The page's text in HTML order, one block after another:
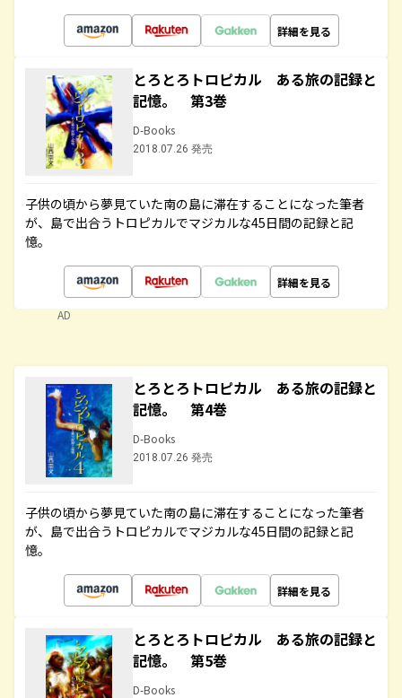
詳細を見る
とろとろトロピカル ある旅の記録と
記憶。 第3巻
D-Books
2018.07.26 発売
子供の頃から夢見ていた南の島に滞在することになった筆者
が、島で出合うトロピカルでマジカルな45日間の記録と記
憶。
詳細を見る
AD
とろとろトロピカル ある旅の記録と
記憶。 第4巻
D-Books
2018.07.26 発売
子供の頃から夢見ていた南の島に滞在することになった筆者
が、島で出合うトロピカルでマジカルな45日間の記録と記
憶。
詳細を見る
とろとろトロピカル ある旅の記録と
記憶。 第5巻
D-Books